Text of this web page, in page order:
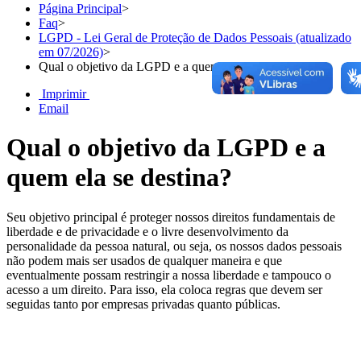
Página Principal>
Faq>
LGPD - Lei Geral de Proteção de Dados Pessoais (atualizado
em 07/2026)>
Qual o objetivo da LGPD e a quem ela se destina?
Imprimir
Email
Qual o objetivo da LGPD e a
quem ela se destina?
Seu objetivo principal é proteger nossos direitos fundamentais de
liberdade e de privacidade e o livre desenvolvimento da
personalidade da pessoa natural, ou seja, os nossos dados pessoais
não podem mais ser usados de qualquer maneira e que
eventualmente possam restringir a nossa liberdade e tampouco o
acesso a um direito. Para isso, ela coloca regras que devem ser
seguidas tanto por empresas privadas quanto públicas.